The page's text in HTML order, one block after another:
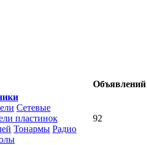
Объявлений
Сетевые
пластинок
Тонармы Радио
92